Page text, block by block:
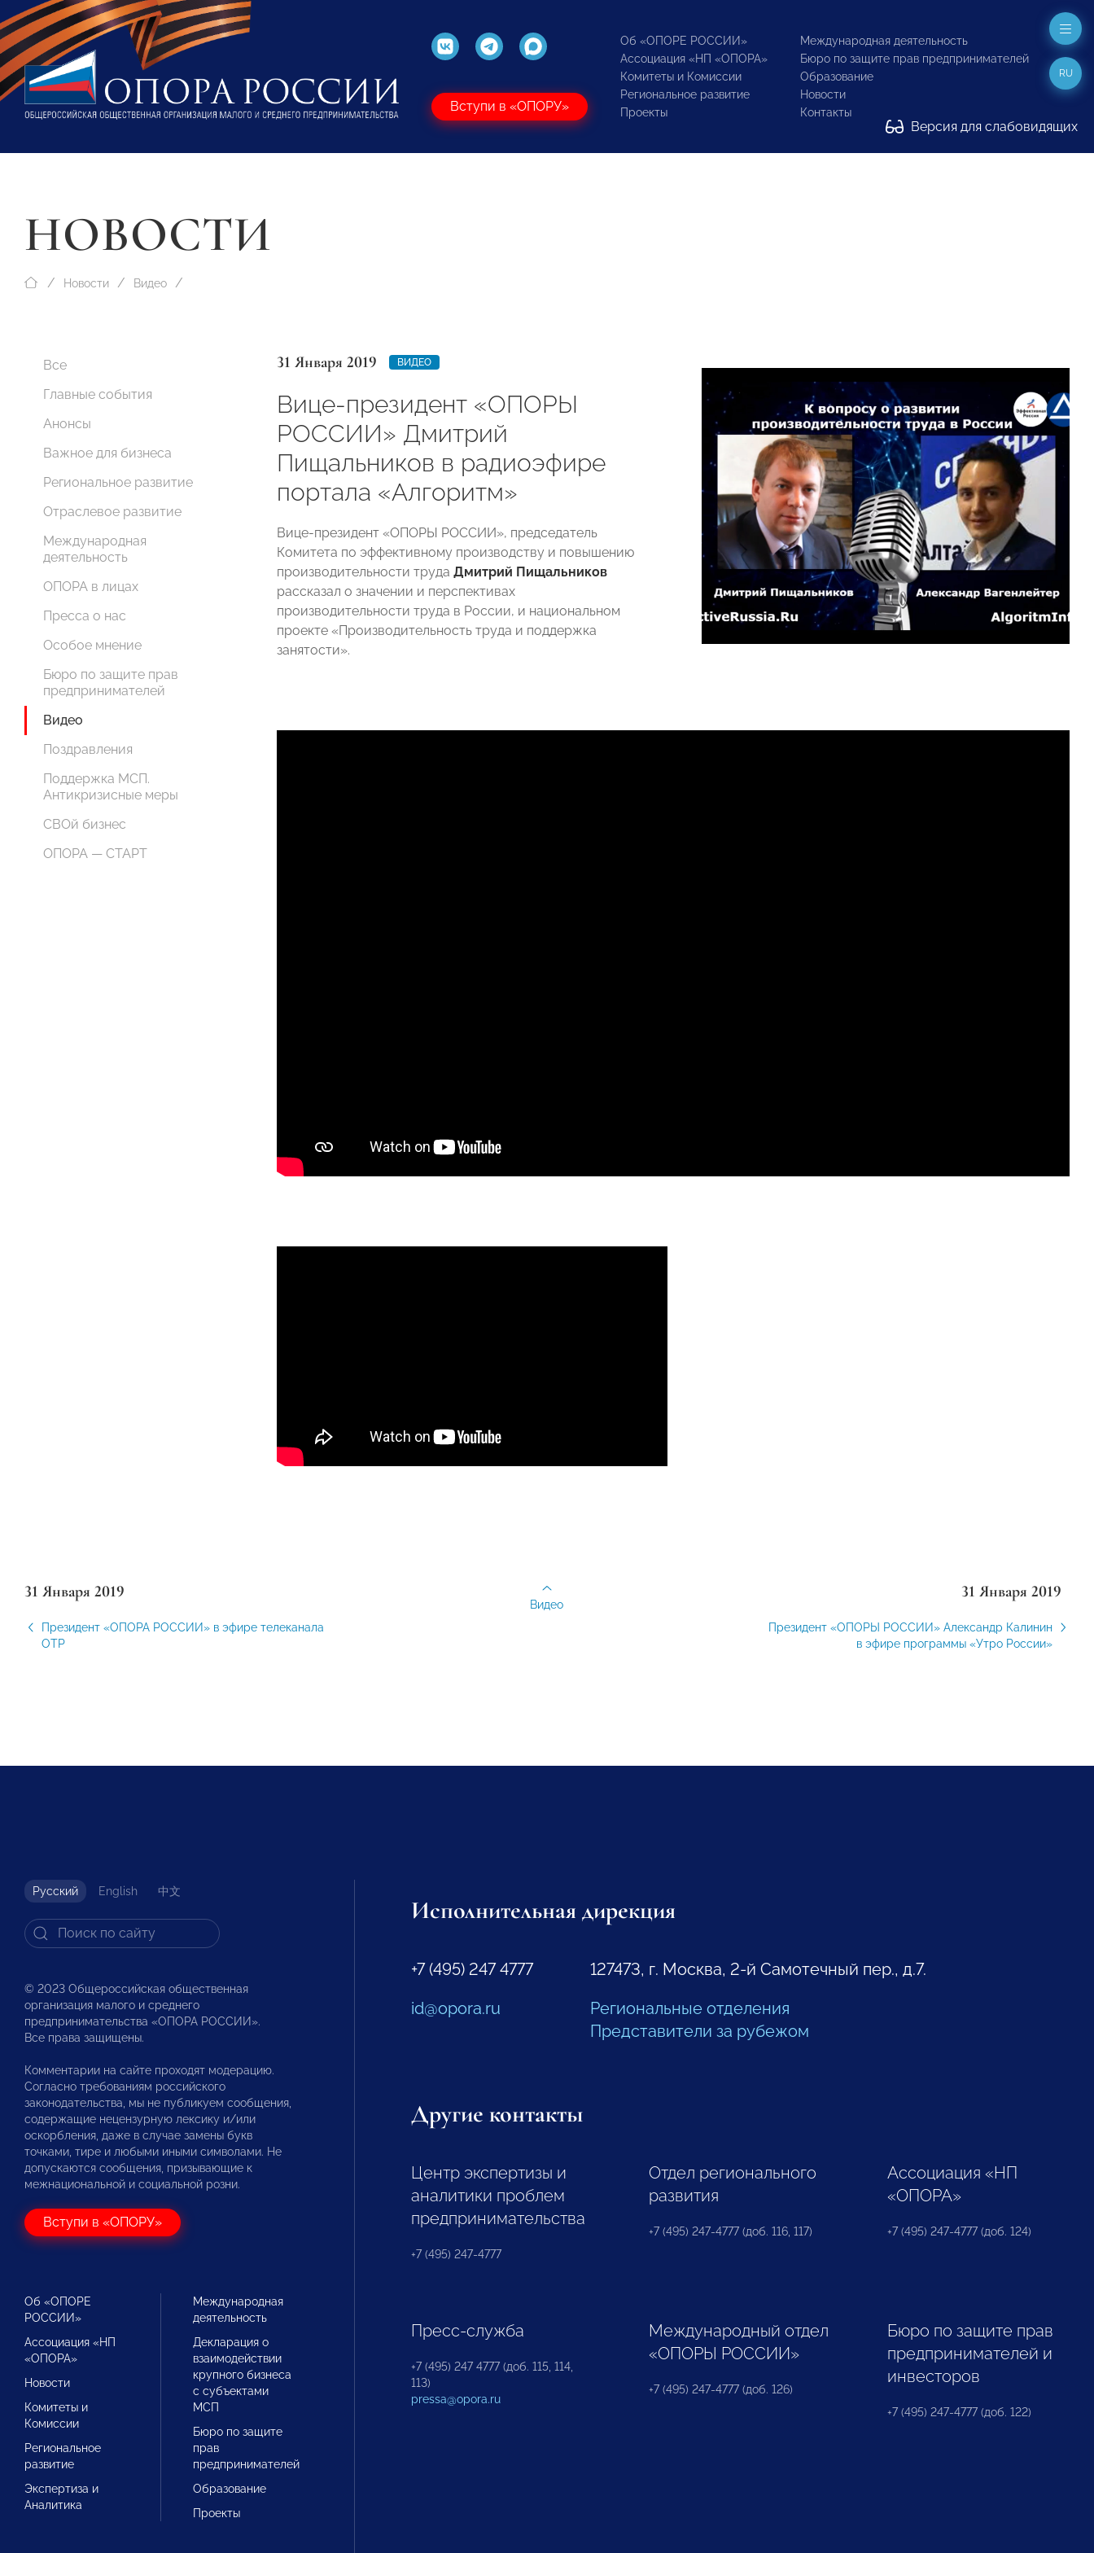
Вступи в «ОПОРУ»
Об «ОПОРЕ РОССИИ»
Ассоциация «НП «ОПОРА»
Комитеты и Комиссии
Региональное развитие
Проекты
Международная деятельность
Бюро по защите прав предпринимателей
Образование
Новости
Контакты
Версия для слабовидящих
RU
НОВОСТИ
Новости Видео
Все
Главные события
Анонсы
Важное для бизнеса
Региональное развитие
Отраслевое развитие
Международная
деятельность
ОПОРА в лицах
Пресса о нас
Особое мнение
Бюро по защите прав
предпринимателей
Видео
Поздравления
Поддержка МСП.
Антикризисные меры
СВОй бизнес
ОПОРА — СТАРТ
31 Января 2019 ВИДЕО
Вице-президент «ОПОРЫ
РОССИИ» Дмитрий
Пищальников в радиоэфире
портала «Алгоритм»
Вице-президент «ОПОРЫ РОССИИ», председатель
Комитета по эффективному производству и повышению
производительности труда Дмитрий Пищальников
рассказал о значении и перспективах
производительности труда в России, и национальном
проекте «Производительность труда и поддержка
занятости».
31 Января 2019
Президент «ОПОРА РОССИИ» в эфире телеканала
ОТР
31 Января 2019
Президент «ОПОРЫ РОССИИ» Александр Калинин
в эфире программы «Утро России»
Видео
Русский English 中文
© 2023 Общероссийская общественная
организация малого и среднего
предпринимательства «ОПОРА РОССИИ».
Все права защищены.
Комментарии на сайте проходят модерацию.
Согласно требованиям российского
законодательства, мы не публикуем сообщения,
содержащие нецензурную лексику и/или
оскорбления, даже в случае замены букв
точками, тире и любыми иными символами. Не
допускаются сообщения, призывающие к
межнациональной и социальной розни.
Вступи в «ОПОРУ»
Об «ОПОРЕ
РОССИИ»
Ассоциация «НП
«ОПОРА»
Новости
Комитеты и
Комиссии
Региональное
развитие
Экспертиза и
Аналитика
Международная
деятельность
Декларация о
взаимодействии
крупного бизнеса
с субъектами
МСП
Бюро по защите
прав
предпринимателей
Образование
Проекты
Исполнительная дирекция
+7 (495) 247 4777
id@opora.ru
127473, г. Москва, 2-й Самотечный пер., д.7.
Региональные отделения
Представители за рубежом
Другие контакты
Центр экспертизы и
аналитики проблем
предпринимательства
+7 (495) 247-4777
Отдел регионального
развития
+7 (495) 247-4777 (доб. 116, 117)
Ассоциация «НП
«ОПОРА»
+7 (495) 247-4777 (доб. 124)
Пресс-служба
+7 (495) 247 4777 (доб. 115, 114,
113)
pressa@opora.ru
Международный отдел
«ОПОРЫ РОССИИ»
+7 (495) 247-4777 (доб. 126)
Бюро по защите прав
предпринимателей и
инвесторов
+7 (495) 247-4777 (доб. 122)